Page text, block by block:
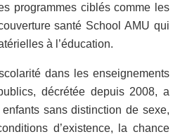
programmes ciblés comme les
santé School AMU qui
à l’éducation.
dans les enseignements
décrétée depuis 2008, a
sans distinction de sexe,
d’existence, la chance